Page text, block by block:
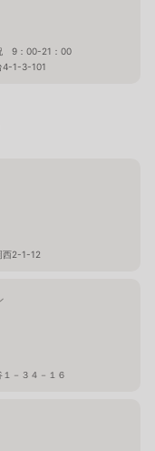
9：00-21：00
4-1-3-101
西2-1-12
－３４－１６